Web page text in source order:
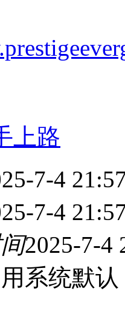
上路
7-4
7-4
2025-7-4
系统默认